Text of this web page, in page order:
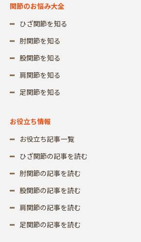
関節のお悩み大全
ひざ関節を知る
肘関節を知る
股関節を知る
肩関節を知る
足関節を知る
お役立ち情報
お役立ち記事一覧
ひざ関節の記事を読む
肘関節の記事を読む
股関節の記事を読む
肩関節の記事を読む
足関節の記事を読む